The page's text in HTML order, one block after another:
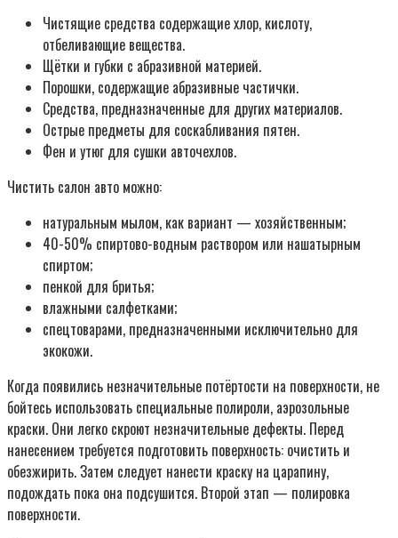
Чистящие средства содержащие хлор, кислоту,
отбеливающие вещества.
Щётки и губки с абразивной материей.
Порошки, содержащие абразивные частички.
Средства, предназначенные для других материалов.
Острые предметы для соскабливания пятен.
Фен и утюг для сушки авточехлов.
Чистить салон авто можно:
натуральным мылом, как вариант — хозяйственным;
40-50% спиртово-водным раствором или нашатырным
спиртом;
пенкой для бритья;
влажными салфетками;
спецтоварами, предназначенными исключительно для
экокожи.
Когда появились незначительные потёртости на поверхности, не
бойтесь использовать специальные полироли, аэрозольные
краски. Они легко скроют незначительные дефекты. Перед
нанесением требуется подготовить поверхность: очистить и
обезжирить. Затем следует нанести краску на царапину,
подождать пока она подсушится. Второй этап — полировка
поверхности.